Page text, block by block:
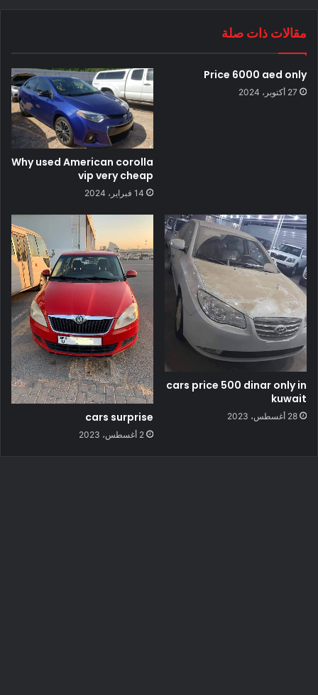
مقالات ذات صلة
Price 6000 aed only
27 أكتوبر، 2024
Why used American corolla
vip very cheap
14 فبراير، 2024
cars price 500 dinar only in
kuwait
28 أغسطس، 2023 cars surprise
2 أغسطس، 2023